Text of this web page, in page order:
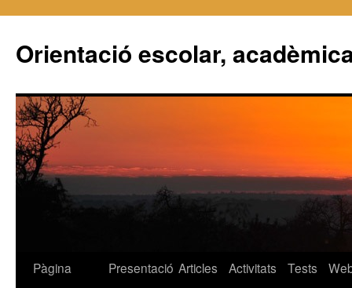
Orientació escolar,
Vés
Pàgina
Presentació Articles Activitats Tests